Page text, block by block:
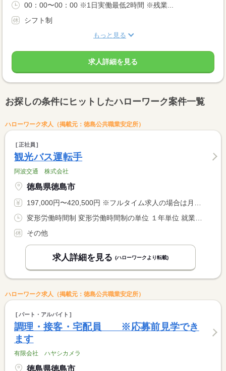
00：00〜00：00 ※1日実働最低2時間 ※残業...
シフト制
もっと見る
求人詳細を見る
お探しの条件にヒットしたハローワーク案件一覧
ハローワーク求人（掲載元：徳島公共職業安定所）
正社員
観光バス運転手
阿波交通 株式会社
徳島県徳島市
197,000円〜420,500円 ※フルタイム求人の場合は月額（換算額）、パート求人の場合は時間額を表示しています。
その他
求人詳細を見る (ハローワークより転載)
ハローワーク求人（掲載元：徳島公共職業安定所）
パート・アルバイト
調理・接客・宅配員 ※応募前見学でき
ます
有限会社 ハヤシカメラ
徳島県徳島市